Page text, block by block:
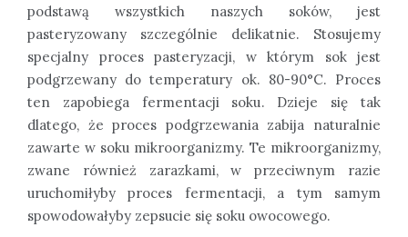
podstawą wszystkich naszych soków, jest
pasteryzowany szczególnie delikatnie. Stosujemy
specjalny proces pasteryzacji, w którym sok jest
podgrzewany do temperatury ok. 80-90°C. Proces
ten zapobiega fermentacji soku. Dzieje się tak
dlatego, że proces podgrzewania zabija naturalnie
zawarte w soku mikroorganizmy. Te mikroorganizmy,
zwane również zarazkami, w przeciwnym razie
uruchomiłyby proces fermentacji, a tym samym
spowodowałyby zepsucie się soku owocowego.